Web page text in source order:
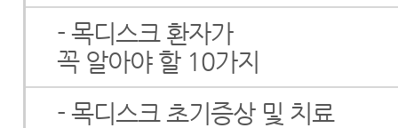
- 목디스크 환자가
꼭 알아야 할 10가지
- 목디스크 초기증상 및 치료